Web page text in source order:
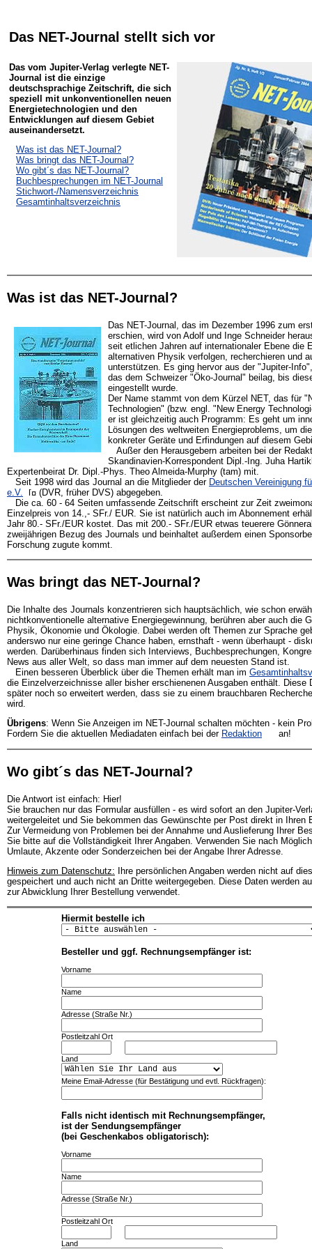
Das NET-Journal stellt sich vor
Das vom Jupiter-Verlag verlegte NET-
Journal ist die einzige
deutschsprachige Zeitschrift, die sich
speziell mit unkonventionellen neuen
Energietechnologien und den
Entwicklungen auf diesem Gebiet
auseinandersetzt.
Was ist das NET-Journal?
Was bringt das NET-Journal?
Wo gibt´s das NET-Journal?
Buchbesprechungen im NET-Journal
Stichwort-/Namensverzeichnis
Gesamtinhaltsverzeichnis
Was ist das NET-Journal?
Das NET-Journal, das im Dezember 1996 zum
erschien, wird von Adolf und Inge Schneider
seit etlichen Jahren auf internationaler Ebene die
alternativen Physik verfolgen, recherchieren und
unterstützen. Es ging hervor aus der "Jupiter-
das dem Schweizer "Öko-Journal" beilag, bis
eingestellt wurde.
Der Name stammt von dem Kürzel NET, das für
Technologien" (bzw. engl. "New Energy
er ist gleichzeitig auch Programm: Es geht um
Lösungen des weltweiten Energieproblems, um
konkreter Geräte und Erfindungen auf diesem
Außer den Herausgebern arbeiten bei der
Skandinavien-Korrespondent Dipl.-Ing. Juha
Expertenbeirat Dr. Dipl.-Phys. Theo Almeida-Murphy (tam) mit.
Seit 1998 wird das Journal an die Mitglieder der Deutschen Vereinigung
e.V.
(DVR, früher DVS) abgegeben.
Die ca. 60 - 64 Seiten umfassende Zeitschrift erscheint zur Zeit
Einzelpreis von 14.,- SFr./ EUR. Sie ist natürlich auch im Abonnement
Jahr 80.- SFr./EUR kostet. Das mit 200.- SFr./EUR etwas teuerere
zweijährigen Bezug des Journals und beinhaltet außerdem einen
Forschung zugute kommt.
Was bringt das NET-Journal?
Die Inhalte des Journals konzentrieren sich hauptsächlich, wie schon
nichtkonventionelle alternative Energiegewinnung, berühren aber auch die
Physik, Ökonomie und Ökologie. Dabei werden oft Themen zur Sprache
anderswo nur eine geringe Chance haben, ernsthaft - wenn überhaupt -
werden. Darüberhinaus finden sich Interviews, Buchbesprechungen,
News aus aller Welt, so dass man immer auf dem neuesten Stand ist.
Einen besseren Überblick über die Themen erhält man im
die Einzelverzeichnisse aller bisher erschienenen Ausgaben enthält. Diese
später noch so erweitert werden, dass sie zu einem brauchbaren
wird.
Übrigens: Wenn Sie Anzeigen im NET-Journal schalten möchten - kein
Fordern Sie die aktuellen Mediadaten einfach bei der Redaktion an!
Wo gibt´s das NET-Journal?
Die Antwort ist einfach: Hier!
Sie brauchen nur das Formular ausfüllen - es wird sofort an den Jupiter-
weitergeleitet und Sie bekommen das Gewünschte per Post direkt in Ihren
Zur Vermeidung von Problemen bei der Annahme und Auslieferung Ihrer
Sie bitte auf die Vollständigkeit Ihrer Angaben. Verwenden Sie nach
Umlaute, Akzente oder Sonderzeichen bei der Angabe Ihrer Adresse.
Hinweis zum Datenschutz: Ihre persönlichen Angaben werden nicht auf
gespeichert und auch nicht an Dritte weitergegeben. Diese Daten werden
zur Abwicklung Ihrer Bestellung verwendet.
Hiermit bestelle ich
Besteller und ggf. Rechnungsempfänger ist:
Vorname
Name
Adresse (Straße Nr.)
Postleitzahl Ort
Land
Meine Email-Adresse (für Bestätigung und evtl. Rückfragen):
Falls nicht identisch mit Rechnungsempfänger,
ist der Sendungsempfänger
(bei Geschenkabos obligatorisch):
Vorname
Name
Adresse (Straße Nr.)
Postleitzahl Ort
Land